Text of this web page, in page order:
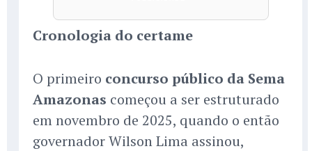
Cronologia do certame
O primeiro concurso público da Sema
Amazonas começou a ser estruturado
em novembro de 2025, quando o então
governador Wilson Lima assinou,